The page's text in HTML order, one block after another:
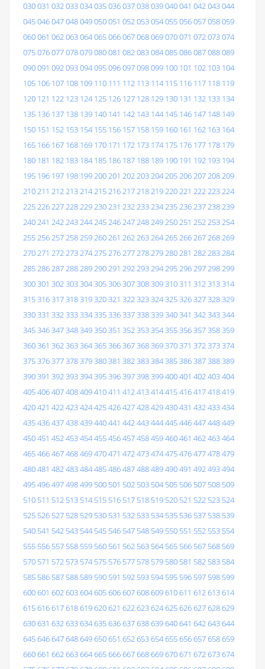
030031 032033034035036037038039040041 042043044
045046047048049050051 052053054055056057058059
060061 062063064065066067068069070071 072073074
075076077078079080081 082083084085086087088089
090091 092093094095096097098099 100 101 102 103 104
105 106 107 108 109 110 111 112 113 114 115 116 117 118 119
120 121 122 123 124 125 126 127 128 129 130 131 132 133 134
135 136 137 138 139 140 141 142 143 144 145 146 147 148 149
150 151 152 153 154 155 156 157 158 159 160 161 162 163 164
165 166 167 168 169 170 171 172 173 174 175 176 177 178 179
180 181 182 183 184 185 186 187 188 189 190 191 192 193 194
195 196 197 198 199200201 202203204205206207208209
210211 212213214215216217218219220221 222223224
225226227228229230231 232233234235236237238239
240241 242243244245246247248249250251 252253254
255256257258259260261 262263264265266267268269
270271 272273274275276277278279280281 282283284
285286287288289290291 292293294295296297298299
300301 302303304305306307308309310311 312313314
315316317318319320321 322323324325326327328329
330331 332333334335336337338339340341 342343344
345346347348349350351 352353354355356357358359
360361 362363364365366367368369370371 372373374
375376377378379380381 382383384385386387388389
390391 392393394395396397398399400401 402403404
405406407408409410411 412413414415416417418419
420421 422423424425426427428429430431 432433434
435436437438439440441 442443444445446447448449
450451 452453454455456457458459460461 462463464
465466467468469470471 472473474475476477478479
480481 482483484485486487488489490491 492493494
495496497498499 500 501 502 503 504 505 506 507 508 509
510 511 512 513 514 515 516 517 518 519 520 521 522 523 524
525 526 527 528 529 530 531 532 533 534 535 536 537 538 539
540 541 542 543 544 545 546 547 548 549 550 551 552 553 554
555 556 557 558 559 560 561 562 563 564 565 566 567 568 569
570 571 572 573 574 575 576 577 578 579 580 581 582 583 584
585 586 587 588 589 590 591 592 593 594 595 596 597 598 599
600601 602603604605606607608609610611 612613614
615616617618619620621 622623624625626627628629
630631 632633634635636637638639640641 642643644
645646647648649650651 652653654655656657658659
660661 662663664665666667668669670671 672673674